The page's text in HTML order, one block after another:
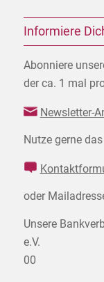
Informiere
Abonniere
der ca. 1 mal
Newsletter-
Nutze gerne
oder
Unsere
e.V. IBAN:
00